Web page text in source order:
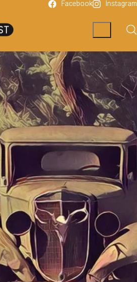
Facebook Instagram